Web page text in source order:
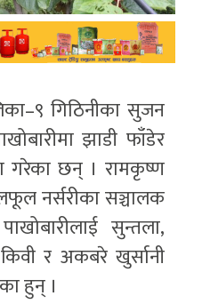
गिठिनीका सुजन
झाडी फाँडेर
छन् । रामकृष्ण
नर्सरीका सञ्चालक
सुन्तला,
र अकबरे खुर्सानी
हुन् ।